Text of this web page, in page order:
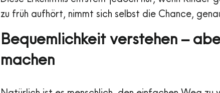
zu früh aufhört, nimmt sich selbst die Chance,
Bequemlichkeit verstehen –
machen